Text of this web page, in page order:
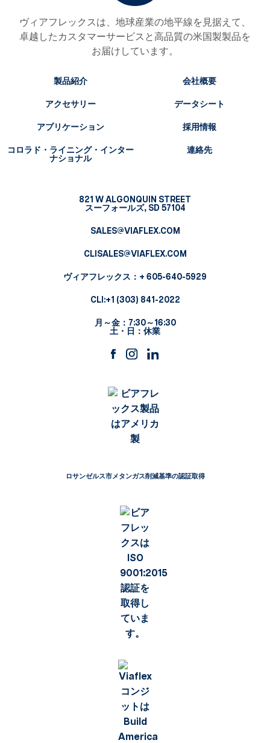
ヴィアフレックスは、地球産業の地平線を見据えて、
卓越したカスタマーサービスと高品質の米国製製品を
お届けしています。
製品紹介
アクセサリー
アプリケーション
コロラド・ライニング・インター
ナショナル
会社概要
データシート
採用情報
連絡先
821 W ALGONQUIN STREET
スーフォールズ, SD 57104
SALES@VIAFLEX.COM
CLISALES@VIAFLEX.COM
ヴィアフレックス ：+ 605-640-5929
CLI:+1 (303) 841-2022
月～金：7:30～16:30
土・日：休業
ロサンゼルス市メタンガス削減基準の認証取得